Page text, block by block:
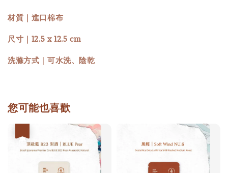
材質｜進口棉布
尺寸｜12.5 x 12.5 cm
洗滌方式｜可水洗、陰乾
您可能也喜歡